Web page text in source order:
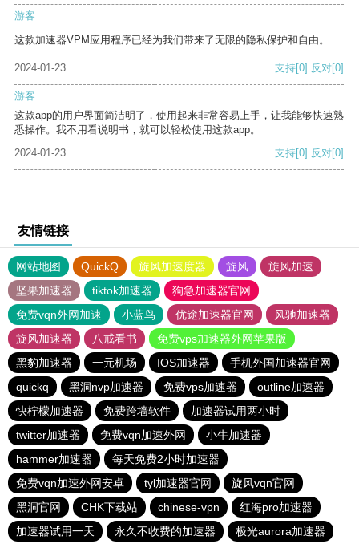
游客
这款加速器VPM应用程序已经为我们带来了无限的隐私保护和自由。
2024-01-23 支持[0] 反对[0]
游客
这款app的用户界面简洁明了，使用起来非常容易上手，让我能够快速熟
悉操作。我不用看说明书，就可以轻松使用这款app。
2024-01-23
支持[0] 反对[0]
友情链接
网站地图 QuickQ 旋风加速度器 旋风
旋风加速
坚果加速器
tiktok加速器
狗急加速器官网
免费vqn外网加速
小蓝鸟 优途加速器官网
风驰加速器
旋风加速器
八戒看书
免费vps加速器外网苹果版
黑豹加速器
一元机场 IOS加速器
手机外国加速器官网
quickq
黑洞nvp加速器 免费vps加速器
outline加速器
快柠檬加速器
免费跨墙软件
加速器试用两小时
twitter加速器
免费vqn加速外网
小牛加速器
hammer加速器
每天免费2小时加速器
免费vqn加速外网安卓
tyl加速器官网
旋风vqn官网
黑洞官网
CHK下载站 chinese-vpn
红海pro加速器
加速器试用一天
永久不收费的加速器 极光aurora加速器